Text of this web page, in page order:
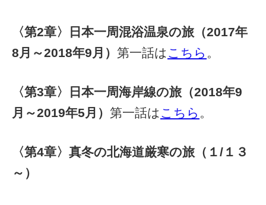
〈第2章〉日本一周混浴温泉の旅（2017年
8月～2018年9月） 第一話は こちら 。
〈第3章〉日本一周海岸線の旅（2018年9
月～2019年5月） 第一話は こちら 。
〈第4章〉真冬の北海道厳寒の旅（１/１３
～）